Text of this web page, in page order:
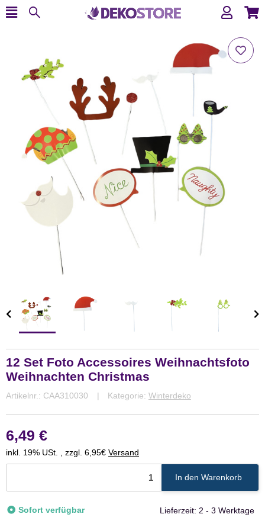
12 Set Foto Accessoires Weihnachtsfoto
Weihnachten Christmas
Artikelnr.: CAA310030 Kategorie: Winterdeko
6,49 €
inkl. 19% USt. , zzgl. 6,95€ Versand
In den Warenkorb
Sofort verfügbar Lieferzeit: 2 - 3 Werktage